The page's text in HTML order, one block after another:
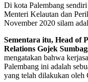
Di kota Palembang
Menteri Kelautan dan
November 2020 silam
Sementara itu, Head of
Relations Gojek
mengatakan bahwa
Palembang ini adalah
yang telah dilakukan oleh